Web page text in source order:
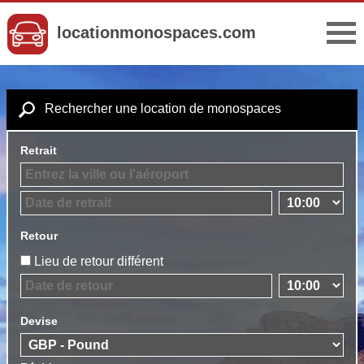
locationmonospaces.com
Rechercher une location de monospaces
Retrait
Retour
Lieu de retour différent
Devise